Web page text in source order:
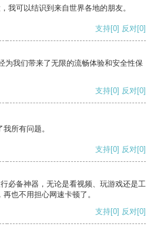
我可以结识到来自世界各地的朋友。
支持[0] 反对[0]
为我们带来了无限的流畅体验和安全性保
支持[0] 反对[0]
所有问题。
支持[0] 反对[0]
必备神器，无论是看视频、玩游戏还是工
也不用担心网速卡顿了。
支持[0] 反对[0]